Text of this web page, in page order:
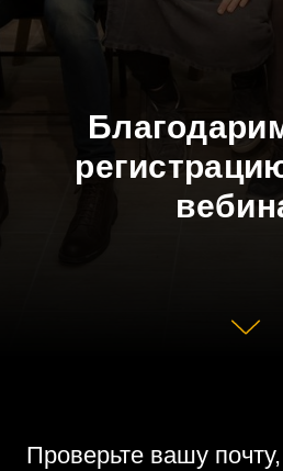
Проверьте вашу